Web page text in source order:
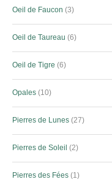
Oeil de Faucon 3
Oeil de Taureau 6
Oeil de Tigre 6
Opales 10
Pierres de Lunes 27
Pierres de Soleil 2
Pierres des Fées 1